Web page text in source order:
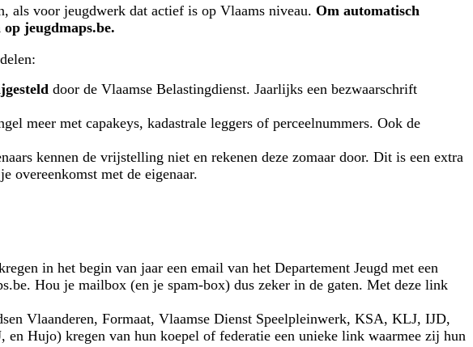
als voor jeugdwerk dat actief is op Vlaams niveau. Om automatisch
jeugdmaps.be.
door de Vlaamse Belastingdienst. Jaarlijks een bezwaarschrift
meer met capakeys, kadastrale leggers of perceelnummers. Ook de
kennen de vrijstelling niet en rekenen deze zomaar door. Dit is een extra
overeenkomst met de eigenaar.
in het begin van jaar een email van het Departement Jeugd met een
Hou je mailbox (en je spam-box) dus zeker in de gaten. Met deze link
Vlaanderen, Formaat, Vlaamse Dienst Speelpleinwerk, KSA, KLJ, IJD,
Hujo) kregen van hun koepel of federatie een unieke link waarmee zij hun